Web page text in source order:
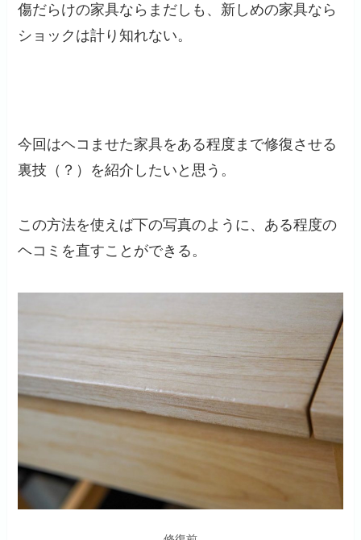
傷だらけの家具ならまだしも、新しめの家具なら
ショックは計り知れない。
今回はヘコませた家具をある程度まで修復させる
裏技（？）を紹介したいと思う。
この方法を使えば下の写真のように、ある程度の
ヘコミを直すことができる。